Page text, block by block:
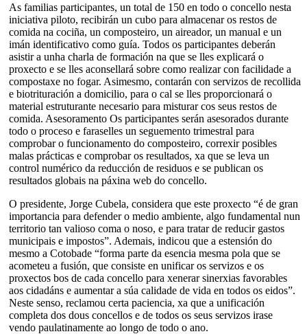
As familias participantes, un total de 150 en todo o concello nesta
iniciativa piloto, recibirán un cubo para almacenar os restos de
comida na cociña, un composteiro, un aireador, un manual e un
imán identificativo como guía. Todos os participantes deberán
asistir a unha charla de formación na que se lles explicará o
proxecto e se lles aconsellará sobre como realizar con facilidade a
compostaxe no fogar. Asimesmo, contarán con servizos de recollida
e biotrituración a domicilio, para o cal se lles proporcionará o
material estruturante necesario para misturar cos seus restos de
comida. Asesoramento Os participantes serán asesorados durante
todo o proceso e faraselles un seguemento trimestral para
comprobar o funcionamento do composteiro, correxir posibles
malas prácticas e comprobar os resultados, xa que se leva un
control numérico da reducción de residuos e se publican os
resultados globais na páxina web do concello.
O presidente, Jorge Cubela, considera que este proxecto “é de gran
importancia para defender o medio ambiente, algo fundamental nun
territorio tan valioso coma o noso, e para tratar de reducir gastos
municipais e impostos”. Ademais, indicou que a estensión do
mesmo a Cotobade “forma parte da esencia mesma pola que se
acometeu a fusión, que consiste en unificar os servizos e os
proxectos bos de cada concello para xenerar sinerxias favorables
aos cidadáns e aumentar a súa calidade de vida en todos os eidos”.
Neste senso, reclamou certa paciencia, xa que a unificación
completa dos dous concellos e de todos os seus servizos irase
vendo paulatinamente ao longo de todo o ano.